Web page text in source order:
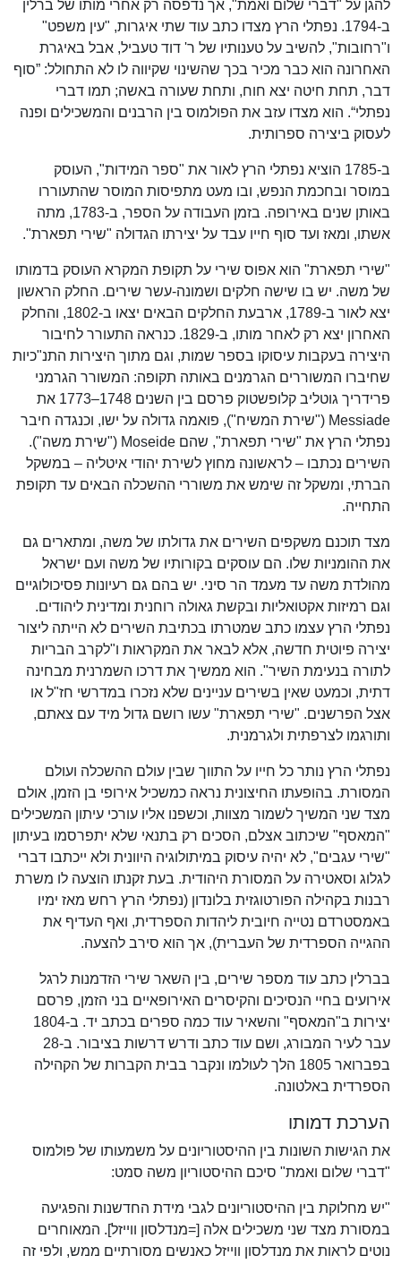
להגן על "דברי שלום ואמת", אך נדפסה רק אחרי מותו של ברלין
ב-1794. נפתלי הרץ מצדו כתב עוד שתי איגרות, "עין משפט"
ו"רחובות", להשיב על טענותיו של ר' דוד טעביל, אבל באיגרת
האחרונה הוא כבר מכיר בכך שהשינוי שקיווה לו לא התחולל: ”סוף
דבר, תחת חיטה יצא חוח, ותחת שעורה באשה; תמו דברי
נפתלי“. הוא מצדו עזב את הפולמוס בין הרבנים והמשכילים ופנה
לעסוק ביצירה ספרותית.
ב-1785 הוציא נפתלי הרץ לאור את "ספר המידות", העוסק
במוסר ובחכמת הנפש, ובו מעט מתפיסות המוסר שהתעוררו
באותן שנים באירופה. בזמן העבודה על הספר, ב-1783, מתה
אשתו, ומאז ועד סוף חייו עבד על יצירתו הגדולה "שירי תפארת".
"שירי תפארת" הוא אפוס שירי על תקופת המקרא העוסק בדמותו
של משה. יש בו שישה חלקים ושמונה-עשר שירים. החלק הראשון
יצא לאור ב-1789, ארבעת החלקים הבאים יצאו ב-1802, והחלק
האחרון יצא רק לאחר מותו, ב-1829. כנראה התעורר לחיבור
היצירה בעקבות עיסוקו בספר שמות, וגם מתוך היצירות התנ"כיות
שחיברו המשוררים הגרמנים באותה תקופה: המשורר הגרמני
פרידריך גוטליב קלופשטוק פרסם בין השנים 1748–1773 את
Messiade ("שירת המשיח"), פואמה גדולה על ישו, וכנגדה חיבר
נפתלי הרץ את "שירי תפארת", שהם Moseide ("שירת משה").
השירים נכתבו – לראשונה מחוץ לשירת יהודי איטליה – במשקל
הברתי, ומשקל זה שימש את משוררי ההשכלה הבאים עד תקופת
התחייה.
מצד תוכנם משקפים השירים את גדולתו של משה, ומתארים גם
את ההומניות שלו. הם עוסקים בקורותיו של משה ועם ישראל
מהולדת משה עד מעמד הר סיני. יש בהם גם רעיונות פסיכולוגיים
וגם רמיזות אקטואליות ובקשת גאולה רוחנית ומדינית ליהודים.
נפתלי הרץ עצמו כתב שמטרתו בכתיבת השירים לא הייתה ליצור
יצירה פיוטית חדשה, אלא לבאר את המקראות ו"לקרב הבריות
לתורה בנעימת השיר". הוא ממשיך את דרכו השמרנית מבחינה
דתית, וכמעט שאין בשירים עניינים שלא נזכרו במדרשי חז"ל או
אצל הפרשנים. "שירי תפארת" עשו רושם גדול מיד עם צאתם,
ותורגמו לצרפתית ולגרמנית.
נפתלי הרץ נותר כל חייו על התווך שבין עולם ההשכלה ועולם
המסורת. בהופעתו החיצונית נראה כמשכיל אירופי בן הזמן, אולם
מצד שני המשיך לשמור מצוות, וכשפנו אליו עורכי עיתון המשכילים
"המאסף" שיכתוב אצלם, הסכים רק בתנאי שלא יתפרסמו בעיתון
"שירי עגבים", לא יהיה עיסוק במיתולוגיה היוונית ולא ייכתבו דברי
לגלוג וסאטירה על המסורת היהודית. בעת זקנתו הוצעה לו משרת
רבנות בקהילה הפורטוגזית בלונדון (נפתלי הרץ רחש מאז ימיו
באמסטרדם נטייה חיובית ליהדות הספרדית, ואף העדיף את
ההגייה הספרדית של העברית), אך הוא סירב להצעה.
בברלין כתב עוד מספר שירים, בין השאר שירי הזדמנות לרגל
אירועים בחיי הנסיכים והקיסרים האירופאיים בני הזמן, פרסם
יצירות ב"המאסף" והשאיר עוד כמה ספרים בכתב יד. ב-1804
עבר לעיר המבורג, ושם עוד כתב ודרש דרשות בציבור. ב-28
בפברואר 1805 הלך לעולמו ונקבר בבית הקברות של הקהילה
הספרדית באלטונה.
הערכת דמותו
את הגישות השונות בין ההיסטוריונים על משמעותו של פולמוס
"דברי שלום ואמת" סיכם ההיסטוריון משה סמט:
"יש מחלוקת בין ההיסטוריונים לגבי מידת החדשנות והפגיעה
במסורת מצד שני משכילים אלה [=מנדלסון ווייזל]. המאוחרים
נוטים לראות את מנדלסון ווייזל כאנשים מסורתיים ממש, ולפי זה